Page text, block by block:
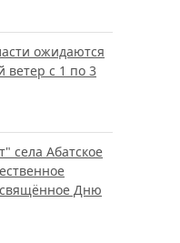
ожидаются
с 1 по 3
села Абатское
Дню